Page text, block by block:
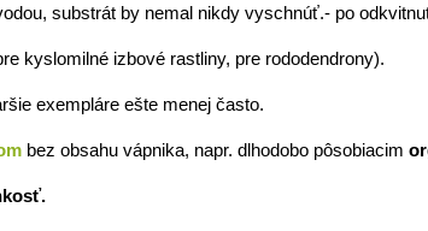
substrát by nemal nikdy vyschnúť.- po
kyslomilné izbové rastliny, pre rododendrony).
exempláre ešte menej často.
bez obsahu vápnika, napr. dlhodobo pôsobiacim